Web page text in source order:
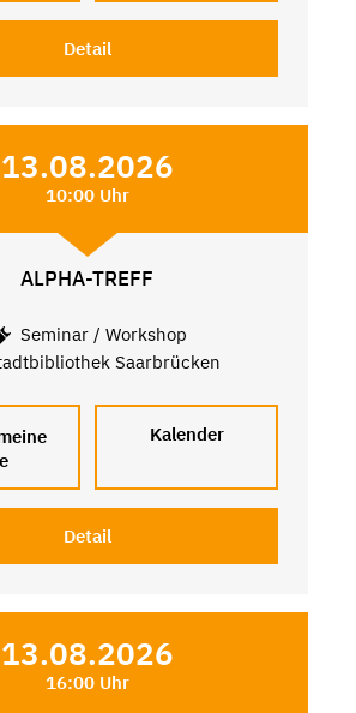
Detail
13.08.2026
10:00 Uhr
ALPHA-TREFF
Seminar / Workshop
Saarbrücken
Kalender
Detail
13.08.2026
16:00 Uhr